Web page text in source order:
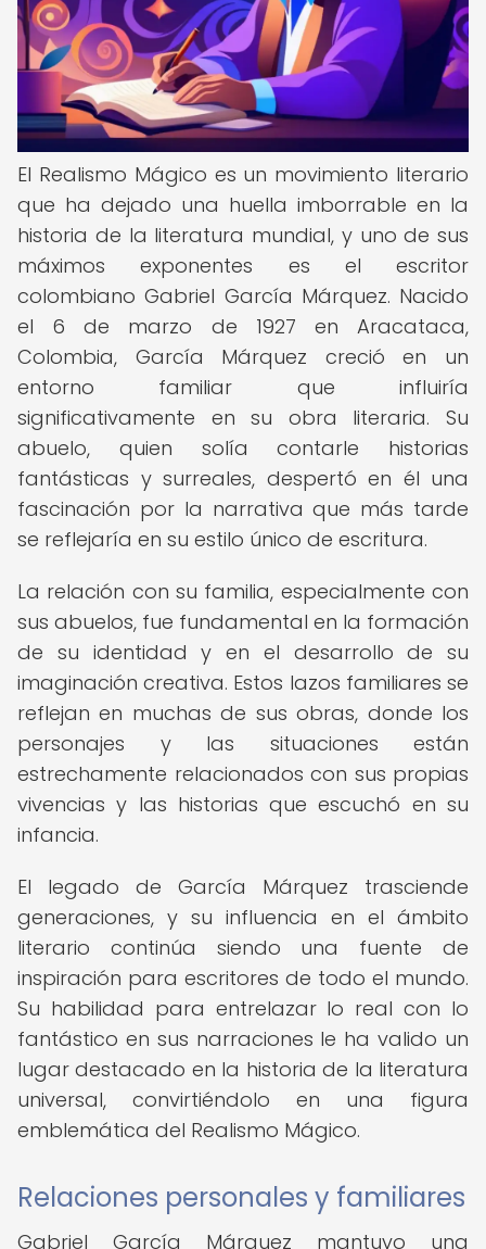
El Realismo Mágico es un movimiento literario
que ha dejado una huella imborrable en la
historia de la literatura mundial, y uno de sus
máximos exponentes es el escritor
colombiano Gabriel García Márquez. Nacido
el 6 de marzo de 1927 en Aracataca,
Colombia, García Márquez creció en un
entorno familiar que influiría
significativamente en su obra literaria. Su
abuelo, quien solía contarle historias
fantásticas y surreales, despertó en él una
fascinación por la narrativa que más tarde
se reflejaría en su estilo único de escritura.
La relación con su familia, especialmente con
sus abuelos, fue fundamental en la formación
de su identidad y en el desarrollo de su
imaginación creativa. Estos lazos familiares se
reflejan en muchas de sus obras, donde los
personajes y las situaciones están
estrechamente relacionados con sus propias
vivencias y las historias que escuchó en su
infancia.
El legado de García Márquez trasciende
generaciones, y su influencia en el ámbito
literario continúa siendo una fuente de
inspiración para escritores de todo el mundo.
Su habilidad para entrelazar lo real con lo
fantástico en sus narraciones le ha valido un
lugar destacado en la historia de la literatura
universal, convirtiéndolo en una figura
emblemática del Realismo Mágico.
Relaciones personales y familiares
Gabriel García Márquez mantuvo una